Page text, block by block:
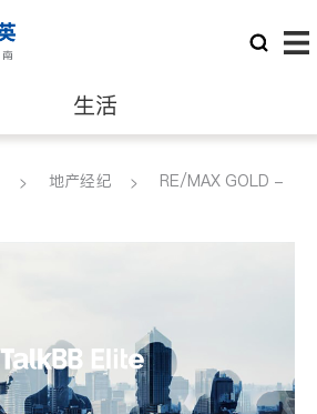
生活
律师
非盈利组织
地产经纪
RE/MAX GOLD -